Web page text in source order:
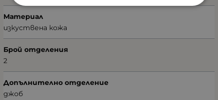
Материал
изкуствена кожа
Брой отделения
2
Допълнително отделение
джоб